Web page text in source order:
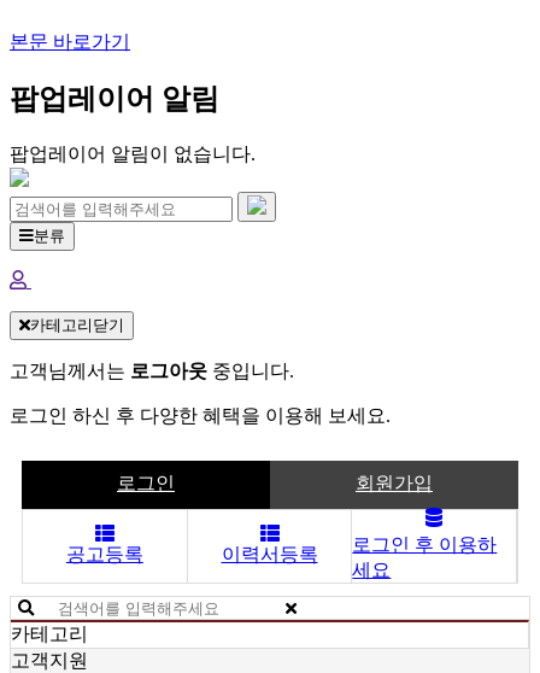
본문 바로가기
팝업레이어 알림
팝업레이어 알림이 없습니다.
분류
카테고리닫기
고객님께서는 로그아웃 중입니다.
로그인 하신 후 다양한 혜택을 이용해 보세요.
로그인 회원가입
공고등록 이력서등록
로그인 후 이용하
세요
카테고리
고객지원